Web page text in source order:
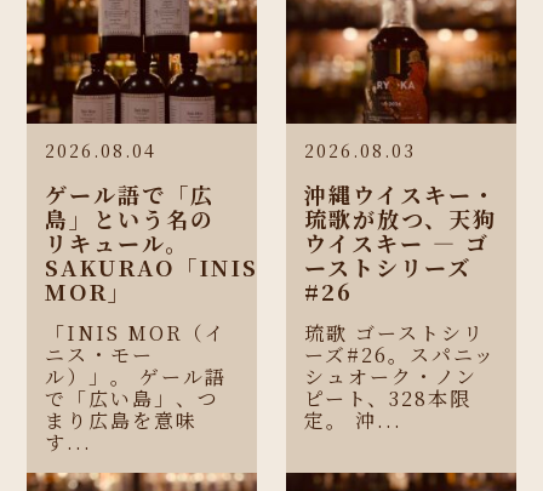
2026.08.04
ゲール語で「広
島」という名の
リキュール。
SAKURAO「INIS
MOR」
「INIS MOR（イ
ニス・モー
ル）」。 ゲール語
で「広い島」、つ
まり広島を意味
す...
2026.08.03
沖縄ウイスキー・
琉歌が放つ、天狗
ウイスキー ― ゴ
ーストシリーズ
#26
琉歌 ゴーストシリ
ーズ#26。スパニッ
シュオーク・ノン
ピート、328本限
定。 沖...